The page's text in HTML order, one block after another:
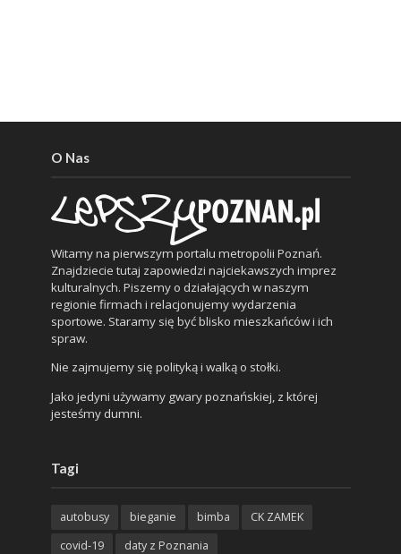
O Nas
Witamy na pierwszym portalu metropolii Poznań.
Znajdziecie tutaj zapowiedzi najciekawszych imprez
kulturalnych. Piszemy o działających w naszym
regionie firmach i relacjonujemy wydarzenia
sportowe. Staramy się być blisko mieszkańców i ich
spraw.
Nie zajmujemy się polityką i walką o stołki.
Jako jedyni używamy gwary poznańskiej, z której
jesteśmy dumni.
Tagi
autobusy bieganie bimba
CK ZAMEK
covid-19
daty z Poznania